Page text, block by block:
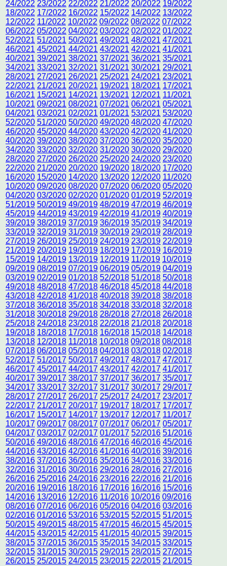
24/2022 23/2022 22/2022 21/2022 20/2022 19/2022
18/2022 17/2022 16/2022 15/2022 14/2022 13/2022
12/2022 11/2022 10/2022 09/2022 08/2022 07/2022
06/2022 05/2022 04/2022 03/2022 02/2022 01/2022
52/2021 51/2021 50/2021 49/2021 48/2021 47/2021
46/2021 45/2021 44/2021 43/2021 42/2021 41/2021
40/2021 39/2021 38/2021 37/2021 36/2021 35/2021
34/2021 33/2021 32/2021 31/2021 30/2021 29/2021
28/2021 27/2021 26/2021 25/2021 24/2021 23/2021
22/2021 21/2021 20/2021 19/2021 18/2021 17/2021
16/2021 15/2021 14/2021 13/2021 12/2021 11/2021
10/2021 09/2021 08/2021 07/2021 06/2021 05/2021
04/2021 03/2021 02/2021 01/2021 53/2021 53/2020
52/2020 51/2020 50/2020 49/2020 48/2020 47/2020
46/2020 45/2020 44/2020 43/2020 42/2020 41/2020
40/2020 39/2020 38/2020 37/2020 36/2020 35/2020
34/2020 33/2020 32/2020 31/2020 30/2020 29/2020
28/2020 27/2020 26/2020 25/2020 24/2020 23/2020
22/2020 21/2020 20/2020 19/2020 18/2020 17/2020
16/2020 15/2020 14/2020 13/2020 12/2020 11/2020
10/2020 09/2020 08/2020 07/2020 06/2020 05/2020
04/2020 03/2020 02/2020 01/2020 01/2019 52/2019
51/2019 50/2019 49/2019 48/2019 47/2019 46/2019
45/2019 44/2019 43/2019 42/2019 41/2019 40/2019
39/2019 38/2019 37/2019 36/2019 35/2019 34/2019
33/2019 32/2019 31/2019 30/2019 29/2019 28/2019
27/2019 26/2019 25/2019 24/2019 23/2019 22/2019
21/2019 20/2019 19/2019 18/2019 17/2019 16/2019
15/2019 14/2019 13/2019 12/2019 11/2019 10/2019
09/2019 08/2019 07/2019 06/2019 05/2019 04/2019
03/2019 02/2019 01/2018 52/2018 51/2018 50/2018
49/2018 48/2018 47/2018 46/2018 45/2018 44/2018
43/2018 42/2018 41/2018 40/2018 39/2018 38/2018
37/2018 36/2018 35/2018 34/2018 33/2018 32/2018
31/2018 30/2018 29/2018 28/2018 27/2018 26/2018
25/2018 24/2018 23/2018 22/2018 21/2018 20/2018
19/2018 18/2018 17/2018 16/2018 15/2018 14/2018
13/2018 12/2018 11/2018 10/2018 09/2018 08/2018
07/2018 06/2018 05/2018 04/2018 03/2018 02/2018
52/2017 51/2017 50/2017 49/2017 48/2017 47/2017
46/2017 45/2017 44/2017 43/2017 42/2017 41/2017
40/2017 39/2017 38/2017 37/2017 36/2017 35/2017
34/2017 33/2017 32/2017 31/2017 30/2017 29/2017
28/2017 27/2017 26/2017 25/2017 24/2017 23/2017
22/2017 21/2017 20/2017 19/2017 18/2017 17/2017
16/2017 15/2017 14/2017 13/2017 12/2017 11/2017
10/2017 09/2017 08/2017 07/2017 06/2017 05/2017
04/2017 03/2017 02/2017 01/2017 52/2016 51/2016
50/2016 49/2016 48/2016 47/2016 46/2016 45/2016
44/2016 43/2016 42/2016 41/2016 40/2016 39/2016
38/2016 37/2016 36/2016 35/2016 34/2016 33/2016
32/2016 31/2016 30/2016 29/2016 28/2016 27/2016
26/2016 25/2016 24/2016 23/2016 22/2016 21/2016
20/2016 19/2016 18/2016 17/2016 16/2016 15/2016
14/2016 13/2016 12/2016 11/2016 10/2016 09/2016
08/2016 07/2016 06/2016 05/2016 04/2016 03/2016
02/2016 01/2016 53/2016 53/2015 52/2015 51/2015
50/2015 49/2015 48/2015 47/2015 46/2015 45/2015
44/2015 43/2015 42/2015 41/2015 40/2015 39/2015
38/2015 37/2015 36/2015 35/2015 34/2015 33/2015
32/2015 31/2015 30/2015 29/2015 28/2015 27/2015
26/2015 25/2015 24/2015 23/2015 22/2015 21/2015